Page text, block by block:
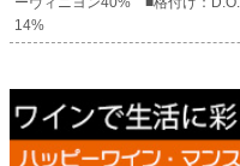
14%